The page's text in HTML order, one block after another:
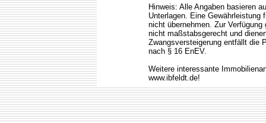
Hinweis: Alle Angaben basieren
Unterlagen. Eine Gewährleistung
nicht übernehmen. Zur
nicht maßstabsgerecht und
Zwangsversteigerung entfällt die
nach § 16 EnEV.
Weitere interessante
www.ibfeldt.de!